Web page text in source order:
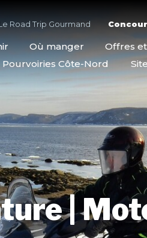
Road Trip Gourmand
Où manger Offres
Pourvoiries Côte-Nord
|